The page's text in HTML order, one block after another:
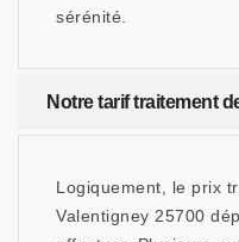
sérénité.
Notre tarif traitement
Logiquement, le prix
Valentigney 25700